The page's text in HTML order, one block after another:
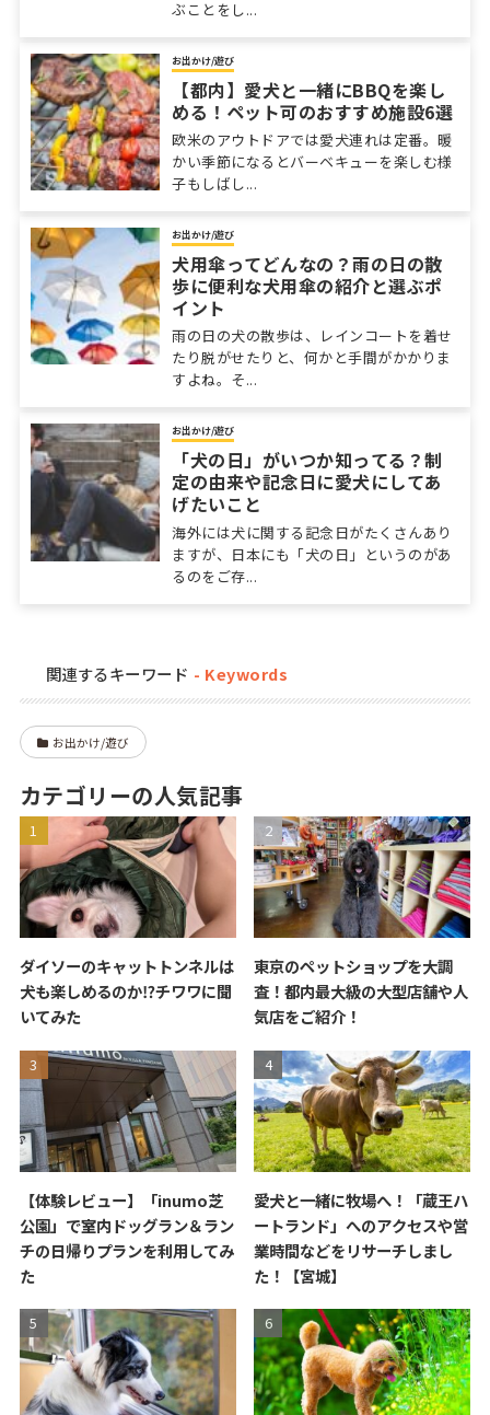
ぶことをし...
お出かけ/遊び
【都内】愛犬と一緒にBBQを楽し
める！ペット可のおすすめ施設6選
欧米のアウトドアでは愛犬連れは定番。暖
かい季節になるとバーベキューを楽しむ様
子もしばし...
お出かけ/遊び
犬用傘ってどんなの？雨の日の散
歩に便利な犬用傘の紹介と選ぶポ
イント
雨の日の犬の散歩は、レインコートを着せ
たり脱がせたりと、何かと手間がかかりま
すよね。そ...
お出かけ/遊び
「犬の日」がいつか知ってる？制
定の由来や記念日に愛犬にしてあ
げたいこと
海外には犬に関する記念日がたくさんあり
ますが、日本にも「犬の日」というのがあ
るのをご存...
関連するキーワード
お出かけ/遊び
カテゴリーの人気記事
ダイソーのキャットトンネルは
犬も楽しめるのか⁉チワワに聞
いてみた
東京のペットショップを大調
査！都内最大級の大型店舗や人
気店をご紹介！
【体験レビュー】「inumo芝
公園」で室内ドッグラン＆ラン
チの日帰りプランを利用してみ
た
愛犬と一緒に牧場へ！「蔵王ハ
ートランド」へのアクセスや営
業時間などをリサーチしまし
た！【宮城】